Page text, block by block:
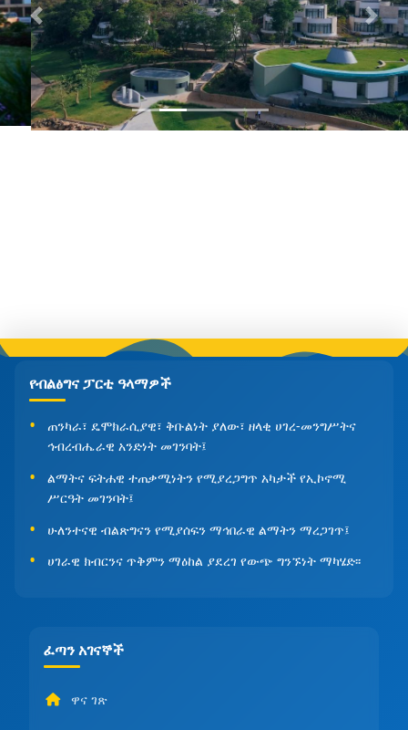
Previous Next
የብልፅግና ፓርቲ ዓላማዎች
ጠንካራ፣ ዴሞክራሲያዊ፣ ቅቡልነት ያለው፣ ዘላቂ ሀገረ-መንግሥትና
ኅብረብሔራዊ አንድነት መገንባት፤
ልማትና ፍትሐዊ ተጠቃሚነትን የሚያረጋግጥ አካታች የኢኮኖሚ
ሥርዓት መገንባት፤
ሁለንተናዊ ብልጽግናን የሚያሰፍን ማኅበራዊ ልማትን ማረጋገጥ፤
ሀገራዊ ክብርንና ጥቅምን ማዕከል ያደረገ የውጭ ግንኙነት ማካሄድ፡፡
ፈጣን አገናኞች
ዋና ገጽ